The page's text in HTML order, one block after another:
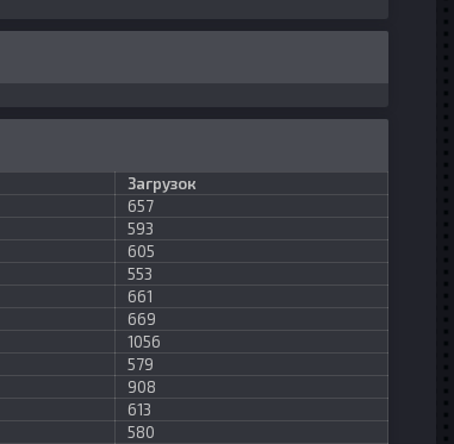
Загрузок
657
593
605
553
661
669
1056
579
908
613
580